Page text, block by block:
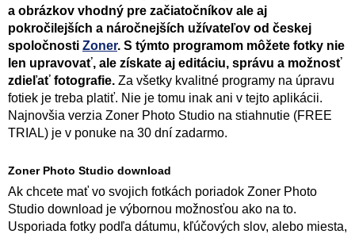
a obrázkov vhodný pre začiatočníkov ale aj
pokročilejších a náročnejších užívateľov od českej
spoločnosti Zoner. S týmto programom môžete fotky nie
len upravovať, ale získate aj editáciu, správu a možnosť
zdieľať fotografie. Za všetky kvalitné programy na úpravu
fotiek je treba platiť. Nie je tomu inak ani v tejto aplikácii.
Najnovšia verzia Zoner Photo Studio na stiahnutie (FREE
TRIAL) je v ponuke na 30 dní zadarmo.
Zoner Photo Studio download
Ak chcete mať vo svojich fotkách poriadok Zoner Photo
Studio download je výbornou možnosťou ako na to.
Usporiada fotky podľa dátumu, kľúčových slov, alebo miesta,